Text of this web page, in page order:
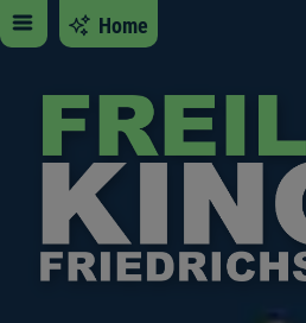
Home